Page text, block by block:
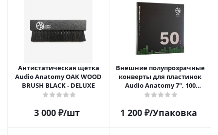
Антистатическая щетка
Audio Anatomy OAK WOOD
BRUSH BLACK - DELUXE
3 000₽/шт
Внешние полупрозрачные
конверты для пластинок
Audio Anatomy 7", 100
микрон, полиэтилен (50 шт)
1 200₽/Упаковка